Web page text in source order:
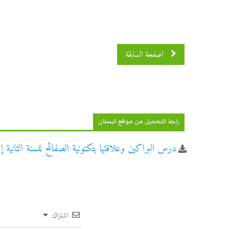
اصفحة السابقة اصفحة 4 من 5
رابط التحميل من موقع البستان
درس البراكين وعلاقتها بتكتونية الصفائح للسنة
اشتراك